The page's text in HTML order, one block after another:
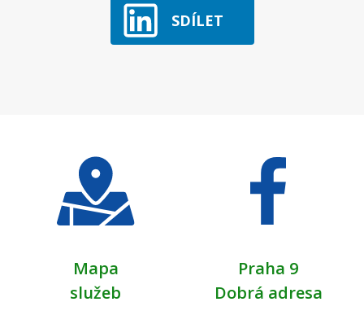
SDÍLET
Mapa
služeb
Praha 9
Dobrá adresa